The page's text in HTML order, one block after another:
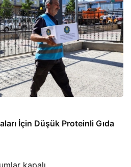
İçin Düşük Proteinli Gıda
kapalı.